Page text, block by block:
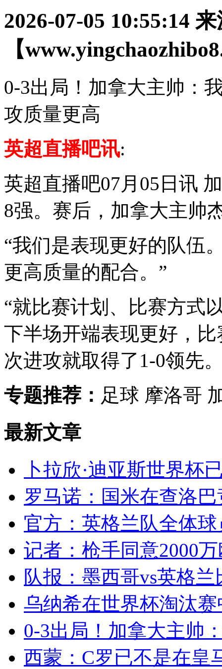
2026-07-05 10:55:14 来
【
0-3出局！加拿大主帅：
攻质量更高
英超直播吧讯:
英超直播吧07月05日讯
8强。赛后，加拿大主帅
“我们是表现更好的队伍
更高质量的配合。”
“就比赛计划、比赛方式
下半场开端表现更好，
次进攻就取得了1-0领先
专题推荐： 足球 摩洛哥
最新文章
卜拉欣·迪亚斯世界杯
罗马诺：国米在查洛
官方：英格兰队全体
记者：枪手同意2000
队报：墨西哥vs英格
乌纳希在世界杯淘汰
0-3出局！加拿大主帅
西蒙：C罗已不是在皇